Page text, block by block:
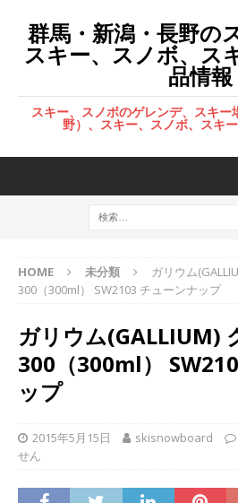
群馬・新潟・長野の
スキー、スノボ、ス
品情報
スキー、スノボのゲレンデ、スキ
野）、スキー、スノボ、スキ
HOME 未分類
ガリウム
300（300ml） SW2103 チューンナップ
ガリウム(GALLIUM)
300（300ml）
ップ
2015年5月15日 skisnowboard
せん